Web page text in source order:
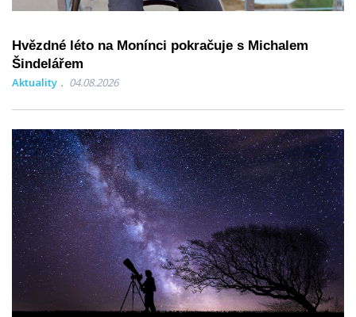
Hvězdné léto na Monínci pokračuje s Michalem
Šindelářem
Aktuality 04.08.2026